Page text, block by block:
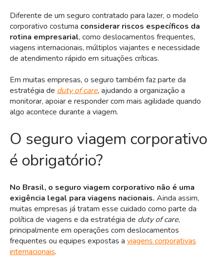
Diferente de um seguro contratado para lazer, o modelo
corporativo costuma considerar riscos específicos da
rotina empresarial, como deslocamentos frequentes,
viagens internacionais, múltiplos viajantes e necessidade
de atendimento rápido em situações críticas.
Em muitas empresas, o seguro também faz parte da
estratégia de duty of care, ajudando a organização a
monitorar, apoiar e responder com mais agilidade quando
algo acontece durante a viagem.
O seguro viagem corporativo
é obrigatório?
No Brasil, o seguro viagem corporativo não é uma
exigência legal para viagens nacionais. Ainda assim,
muitas empresas já tratam esse cuidado como parte da
política de viagens e da estratégia de duty of care,
principalmente em operações com deslocamentos
frequentes ou equipes expostas a viagens corporativas
internacionais.